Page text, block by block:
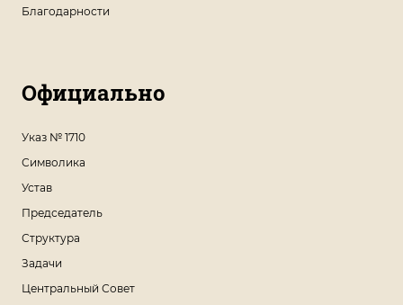
Благодарности
Официально
Указ № 1710
Символика
Устав
Председатель
Структура
Задачи
Центральный Совет